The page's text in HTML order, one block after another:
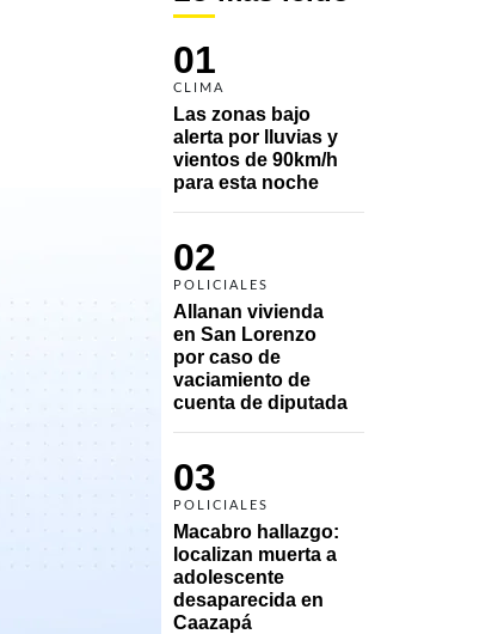
01
CLIMA
Las zonas bajo
alerta por lluvias y
vientos de 90km/h
para esta noche
02
POLICIALES
Allanan vivienda
en San Lorenzo
por caso de
vaciamiento de
cuenta de diputada
03
POLICIALES
Macabro hallazgo:
localizan muerta a
adolescente
desaparecida en
Caazapá